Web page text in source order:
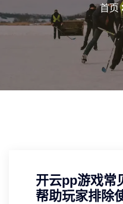
首页
开云pp游戏常
帮助玩家排除